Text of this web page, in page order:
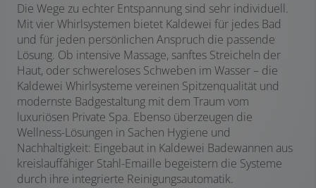
Die Wege zu echter Entspannung sind sehr individuell.
Mit vier Whirlsystemen bietet Kaldewei für jedes Bad
und für jeden persönlichen Anspruch die passende
Lösung. Ob intensive Massage, sanftes Streicheln der
Haut, oder schwereloses Schweben im Wasser – die
Kaldewei Whirlsysteme vereinen Spitzenqualität und
modernste Badgestaltung mit dem Traum vom
luxuriösen Private Spa. Ebenso überzeugen die
Wellness-Lösungen in Sachen Hygiene und
Nachhaltigkeit: Eingebaut in Kaldewei Badewannen aus
kreislauffähiger Stahl-Emaille begeistern die Systeme
durch ihre integrierte Reinigungsautomatik.